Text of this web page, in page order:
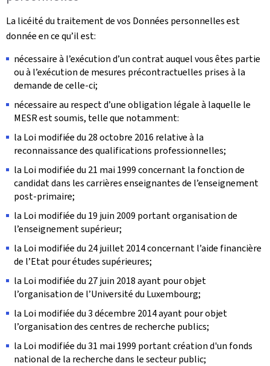
La licéité du traitement de vos Données personnelles est
donnée en ce qu’il est:
nécessaire à l’exécution d’un contrat auquel vous êtes partie
ou à l’exécution de mesures précontractuelles prises à la
demande de celle-ci;
nécessaire au respect d’une obligation légale à laquelle le
MESR est soumis, telle que notamment:
la Loi modifiée du 28 octobre 2016 relative à la
reconnaissance des qualifications professionnelles;
la Loi modifiée du 21 mai 1999 concernant la fonction de
candidat dans les carrières enseignantes de l’enseignement
post-primaire;
la Loi modifiée du 19 juin 2009 portant organisation de
l’enseignement supérieur;
la Loi modifiée du 24 juillet 2014 concernant l’aide financière
de l’Etat pour études supérieures;
la Loi modifiée du 27 juin 2018 ayant pour objet
l’organisation de l’Université du Luxembourg;
la Loi modifiée du 3 décembre 2014 ayant pour objet
l’organisation des centres de recherche publics;
la Loi modifiée du 31 mai 1999 portant création d'un fonds
national de la recherche dans le secteur public;